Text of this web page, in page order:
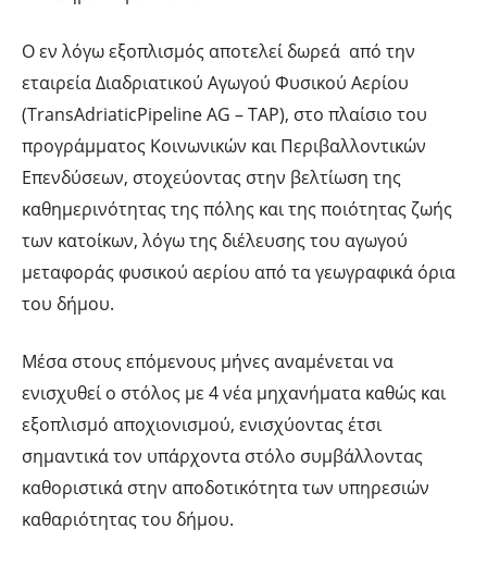
Ο εν λόγω εξοπλισμός αποτελεί δωρεά από την
εταιρεία Διαδριατικού Αγωγού Φυσικού Αερίου
(TransAdriaticPipeline AG – TAP), στο πλαίσιο του
προγράμματος Κοινωνικών και Περιβαλλοντικών
Επενδύσεων, στοχεύοντας στην βελτίωση της
καθημερινότητας της πόλης και της ποιότητας ζωής
των κατοίκων, λόγω της διέλευσης του αγωγού
μεταφοράς φυσικού αερίου από τα γεωγραφικά όρια
του δήμου.
Μέσα στους επόμενους μήνες αναμένεται να
ενισχυθεί ο στόλος με 4 νέα μηχανήματα καθώς και
εξοπλισμό αποχιονισμού, ενισχύοντας έτσι
σημαντικά τον υπάρχοντα στόλο συμβάλλοντας
καθοριστικά στην αποδοτικότητα των υπηρεσιών
καθαριότητας του δήμου.